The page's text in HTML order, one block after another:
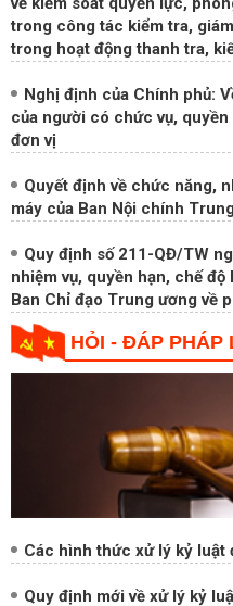
đơn vị
Quyết định về chức năng,
Quy định số 211-QĐ/TW
nhiệm vụ, quyền hạn, chế
HỎI - ĐÁP PHÁP
Các hình thức xử lý kỷ luật
Quy định mới về xử lý kỷ
Tình tiết giảm nhẹ, tặng
Quy định về xử lý kỷ luật
LIÊN KẾT WEBSITE: